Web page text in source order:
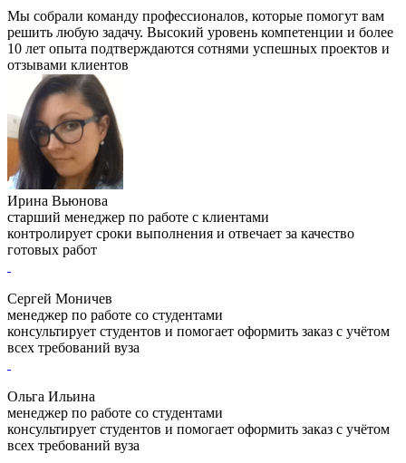
Мы собрали команду профессионалов, которые помогут вам
решить любую задачу. Высокий уровень компетенции и более
10 лет опыта подтверждаются сотнями успешных проектов и
отзывами клиентов
Ирина Вьюнова
старший менеджер по работе с клиентами
контролирует сроки выполнения и отвечает за качество
готовых работ
Сергей Моничев
менеджер по работе со студентами
консультирует студентов и помогает оформить заказ с учётом
всех требований вуза
Ольга Ильина
менеджер по работе со студентами
консультирует студентов и помогает оформить заказ с учётом
всех требований вуза